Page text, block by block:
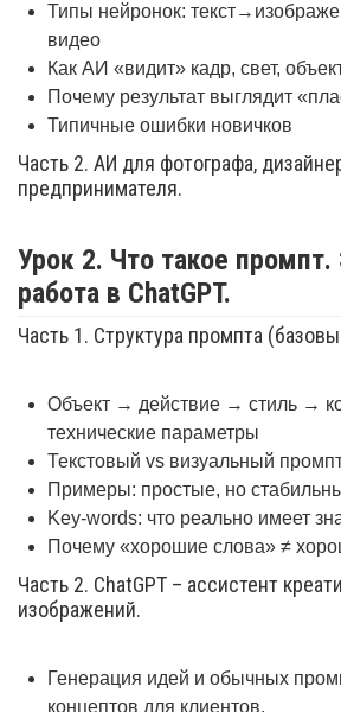
Типы нейронок:
видео
Как АИ «видит» кадр, свет,
Почему результат выглядит
Типичные ошибки новичков
Часть 2. АИ для фотографа,
предпринимателя.
Урок 2. Что такое
работа в ChatGPT.
Часть 1. Структура промпта
Объект → действие → стиль →
технические параметры
Текстовый vs визуальный
Примеры: простые, но
Key-words: что реально имеет
Почему «хорошие слова» ≠
Часть 2. ChatGPT – ассистент
изображений.
Генерация идей и обычных
концептов для клиентов.